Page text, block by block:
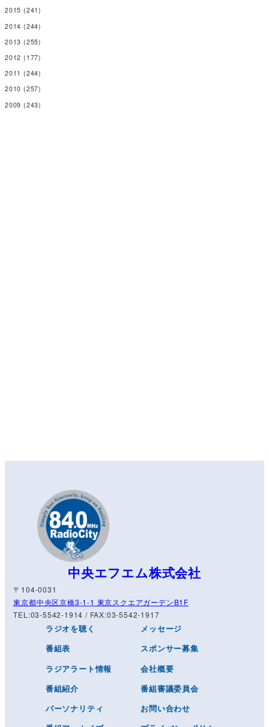
2015 (241)
2014 (244)
2013 (255)
2012 (177)
2011 (244)
2010 (257)
2009 (243)
中央エフエム株式会社
〒104-0031
東京都中央区京橋3-1-1 東京スクエアガーデンB1F
TEL:03-5542-1914 / FAX:03-5542-1917
ラジオを聴く
番組表
ラジアラート情報
番組紹介
パーソナリティ
メッセージ
スポンサー募集
会社概要
番組審議委員会
お問い合わせ